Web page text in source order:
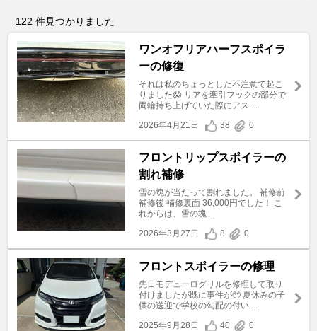
122 件見つかりました
ワンオフリアハーフスポイラ
ーの修復
それは私のちょっとした不注意で起こ
りました😱 リアを牽引フックの部分で
両輪持ち上げていた際にアス ...
2026年4月21日
38 0
フロントリップスポイラーの
割れ補修
雪の塊が当たって割れました。 補修前
補修後 補修裏面 36,000円でした！ こ
れからは、雪の塊 ...
2026年3月27日
8 0
フロントスポイラーの修理
先日モデューログリルを修理して取り
付けましたが既に事件が🥹 夏休みの子
供の送迎で学校の勾配の付い ...
2025年9月28日
40 0